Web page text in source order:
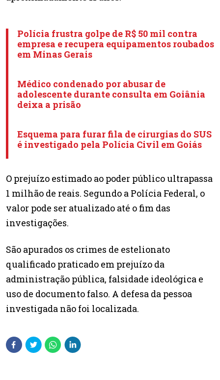
Polícia frustra golpe de R$ 50 mil contra
empresa e recupera equipamentos roubados
em Minas Gerais
Médico condenado por abusar de
adolescente durante consulta em Goiânia
deixa a prisão
Esquema para furar fila de cirurgias do SUS
é investigado pela Polícia Civil em Goiás
O prejuízo estimado ao poder público ultrapassa
1 milhão de reais. Segundo a Polícia Federal, o
valor pode ser atualizado até o fim das
investigações.
São apurados os crimes de estelionato
qualificado praticado em prejuízo da
administração pública, falsidade ideológica e
uso de documento falso. A defesa da pessoa
investigada não foi localizada.